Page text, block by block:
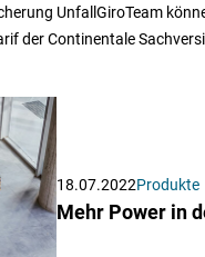
UnfallGiroTeam
der Continentale
18.07.2022Produkte
Mehr Power in